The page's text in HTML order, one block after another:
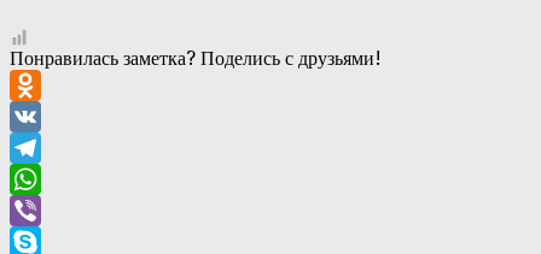
Понравилась заметка? Поделись с друзьями!
Odnoklassniki
VK
Telegram
WhatsApp
Viber